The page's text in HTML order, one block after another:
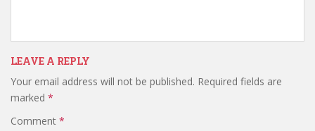
LEAVE A REPLY
Your email address will not be published. Required fields are
marked *
Comment *